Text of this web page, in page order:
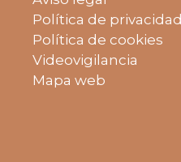
Política de privacidad
Política de cookies
Videovigilancia
Mapa web